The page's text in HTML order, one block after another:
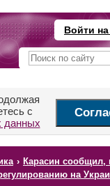
Войти
с
данных
› Карасин сообщил,
на